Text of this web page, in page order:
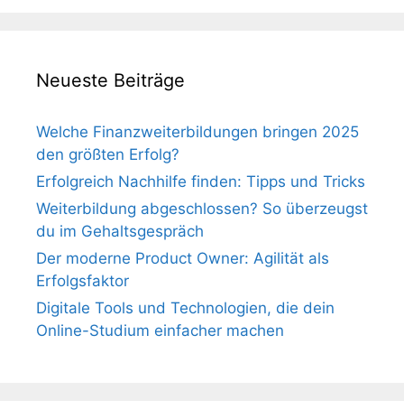
Neueste Beiträge
Welche Finanzweiterbildungen bringen 2025
den größten Erfolg?
Erfolgreich Nachhilfe finden: Tipps und Tricks
Weiterbildung abgeschlossen? So überzeugst
du im Gehaltsgespräch
Der moderne Product Owner: Agilität als
Erfolgsfaktor
Digitale Tools und Technologien, die dein
Online-Studium einfacher machen